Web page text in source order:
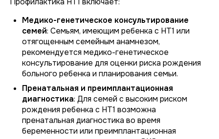
Медико-генетическое консультирование
семей: Семьям, имеющим ребенка с НТ1 или
отягощенным семейным анамнезом,
рекомендуется медико-генетическое
консультирование для оценки риска рождения
больного ребенка и планирования семьи.
Пренатальная и преимплантационная
диагностика: Для семей с высоким риском
рождения ребенка с НТ1 возможна
пренатальная диагностика во время
беременности или преимплантационная